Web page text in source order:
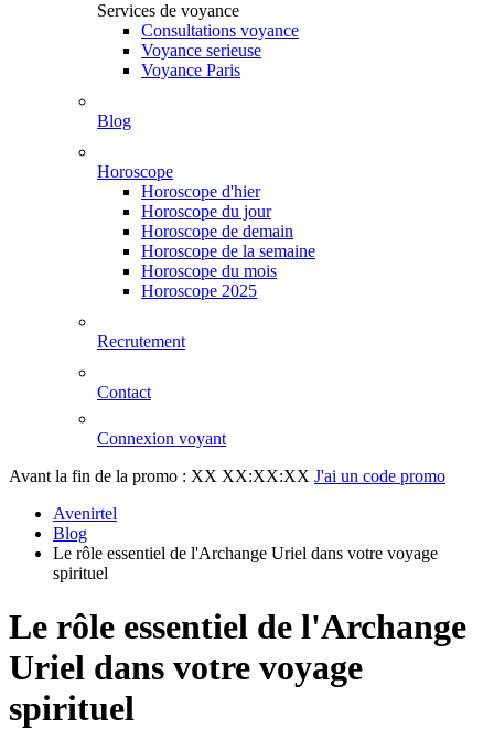
Services de voyance
Consultations voyance
Voyance serieuse
Voyance Paris
Blog
Horoscope
Horoscope d'hier
Horoscope du jour
Horoscope de demain
Horoscope de la semaine
Horoscope du mois
Horoscope 2025
Recrutement
Contact
Connexion voyant
Avant la fin de la promo : XX XX:XX:XX J'ai un code promo
Avenirtel
Blog
Le rôle essentiel de l'Archange Uriel dans votre voyage
spirituel
Le rôle essentiel de l'Archange
Uriel dans votre voyage
spirituel